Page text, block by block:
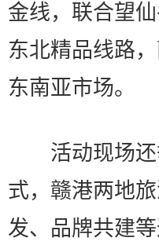
金线，联合望
东北精品线路
东南亚市场。
活动现场还
式，赣港两地
发、品牌共建